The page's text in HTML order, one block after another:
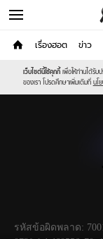
หน้าแรก
เรื่องฮอต ข่าว
เว็บไซต์นี้ใช้คุกกี้ เพื่อให้ท่านได้รับ
ของเรา โปรดศึกษาเพิ่มเติมที่ นโ
Exclusive WeTV มหาศึกล้
รหัสข้อผิดพลาด: